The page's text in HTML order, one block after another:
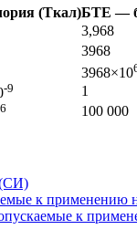
(Ткал)БТЕ —
3,968
3968
3968×10
-9 1
100 000
(СИ)
к применению
к